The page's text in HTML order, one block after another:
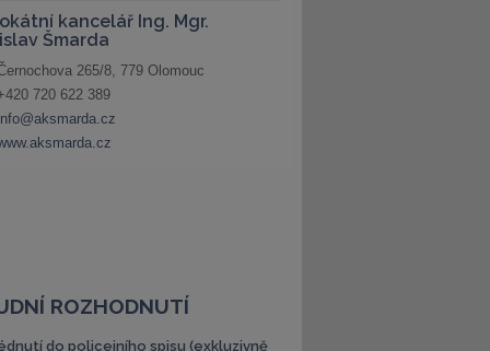
ROZHODNUTÍ
do policejního spisu (exkluzivně